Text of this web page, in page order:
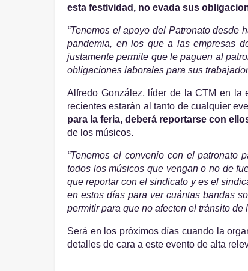
esta festividad, no evada sus
“Tenemos el apoyo del Patronato desde
pandemia, en los que a las empresas
justamente permite que le paguen al
obligaciones laborales para sus
Alfredo González, líder de la CTM en la
recientes estarán al tanto de cualquier
para la feria, deberá reportarse con
de los músicos.
“Tenemos el convenio con el patronato
todos los músicos que vengan o no de
que reportar con el sindicato y es el
en estos días para ver cuántas bandas
permitir para que no afecten el tránsito de
Será en los próximos días cuando la
detalles de cara a este evento de alta